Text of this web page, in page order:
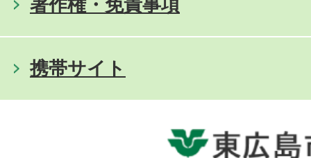
著作権・免責事項
携帯サイト